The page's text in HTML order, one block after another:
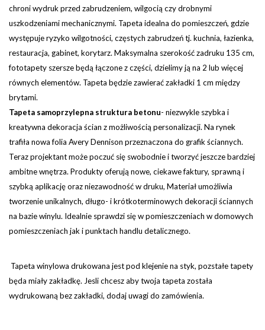
chroni wydruk przed zabrudzeniem, wilgocią czy drobnymi
uszkodzeniami mechanicznymi. Tapeta idealna do pomieszczeń, gdzie
występuje ryzyko wilgotności, częstych zabrudzeń tj. kuchnia, łazienka,
restauracja, gabinet, korytarz.Maksymalna szerokość zadruku 135 cm,
fototapety szersze będą łączone z części, dzielimy ją na 2 lub więcej
równych elementów. Tapeta będzie zawierać zakładki 1 cm między
brytami.
Tapeta samoprzylepna struktura betonu- niezwykle szybka i
kreatywna dekoracja ścian z możliwością personalizacji. Na rynek
trafiła nowa folia Avery Dennison przeznaczona do grafik ściannych.
Teraz projektant może poczuć się swobodnie i tworzyć jeszcze bardziej
ambitne wnętrza. Produkty oferują nowe, ciekawe faktury, sprawną i
szybką aplikację oraz niezawodność w druku, Materiał umożliwia
tworzenie unikalnych, długo- i krótkoterminowych dekoracji ściannych
na bazie winylu. Idealnie sprawdzi się w pomieszczeniach w domowych
pomieszczeniach jak i punktach handlu detalicznego.
Tapeta winylowa drukowana jest pod klejenie na styk, pozstałe tapety
będa miały zakładkę. Jesli chcesz aby twoja tapeta została
wydrukowaną bez zakładki, dodaj uwagi do zamówienia.